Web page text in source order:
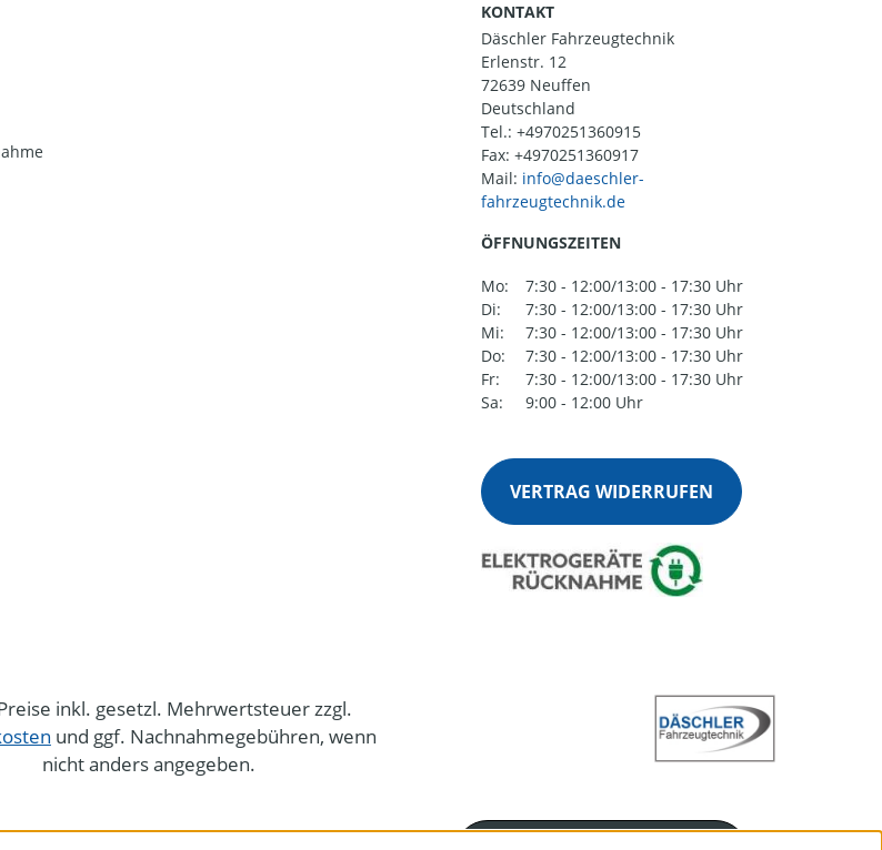
KONTAKT
Däschler Fahrzeugtechnik
Erlenstr. 12
72639 Neuffen
Deutschland
Tel.: +4970251360915
Fax: +4970251360917
Mail:
ÖFFNUNGSZEITEN
Mo:
7:30 - 12:00/13:00 - 17:30 Uhr
Di:
7:30 - 12:00/13:00 - 17:30 Uhr
Mi:
7:30 - 12:00/13:00 - 17:30 Uhr
Do:
7:30 - 12:00/13:00 - 17:30 Uhr
Fr:
7:30 - 12:00/13:00 - 17:30 Uhr
Sa:
9:00 - 12:00 Uhr
VERTRAG WIDERRUFEN
inkl. gesetzl. Mehrwertsteuer zzgl.
und ggf. Nachnahmegebühren, wenn
nicht anders angegeben.